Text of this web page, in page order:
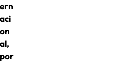
ern
aci
on
al,
por